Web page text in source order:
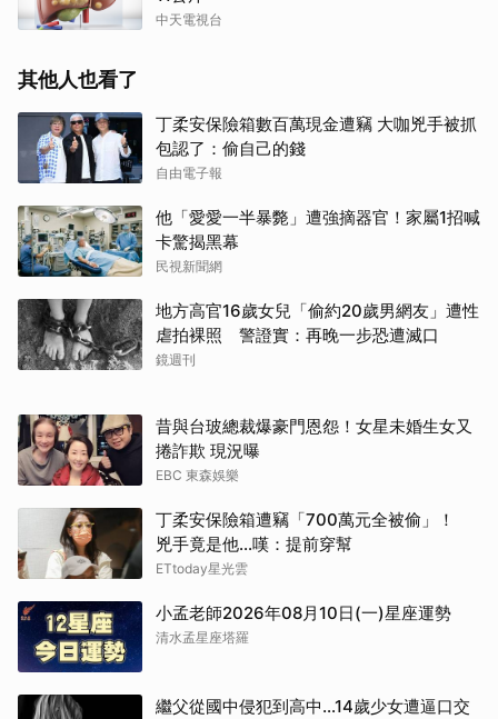
中天電視台
其他人也看了
丁柔安保險箱數百萬現金遭竊 大咖兇手被抓
包認了：偷自己的錢
自由電子報
他「愛愛一半暴斃」遭強摘器官！家屬1招喊
卡驚揭黑幕
民視新聞網
地方高官16歲女兒「偷約20歲男網友」遭性
虐拍裸照 警證實：再晚一步恐遭滅口
鏡週刊
昔與台玻總裁爆豪門恩怨！女星未婚生女又
捲詐欺 現況曝
EBC 東森娛樂
丁柔安保險箱遭竊「700萬元全被偷」！
兇手竟是他...嘆：提前穿幫
ETtoday星光雲
小孟老師2026年08月10日(一)星座運勢
清水孟星座塔羅
繼父從國中侵犯到高中…14歲少女遭逼口交
取消